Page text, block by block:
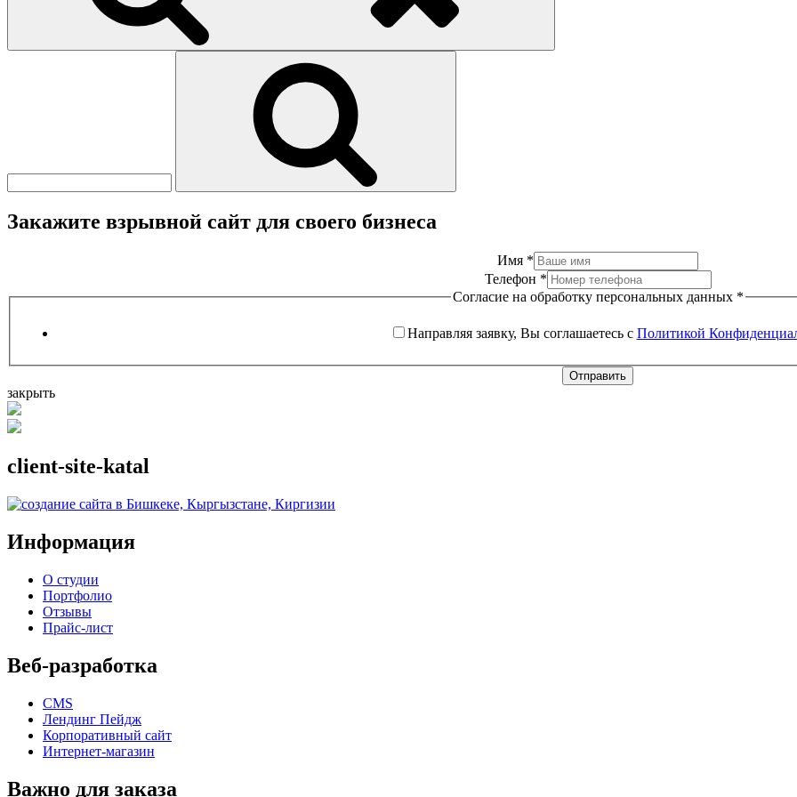
Закажите взрывной сайт для своего бизнеса
Имя *
Телефон *
Согласие на обработку персональных данных *
Направляя заявку, Вы соглашаетесь с Политикой
Отправить
закрыть
client-site-katal
Информация
О студии
Портфолио
Отзывы
Прайс-лист
Веб-разработка
CMS
Лендинг Пейдж
Корпоративный сайт
Интернет-магазин
Важно для заказа